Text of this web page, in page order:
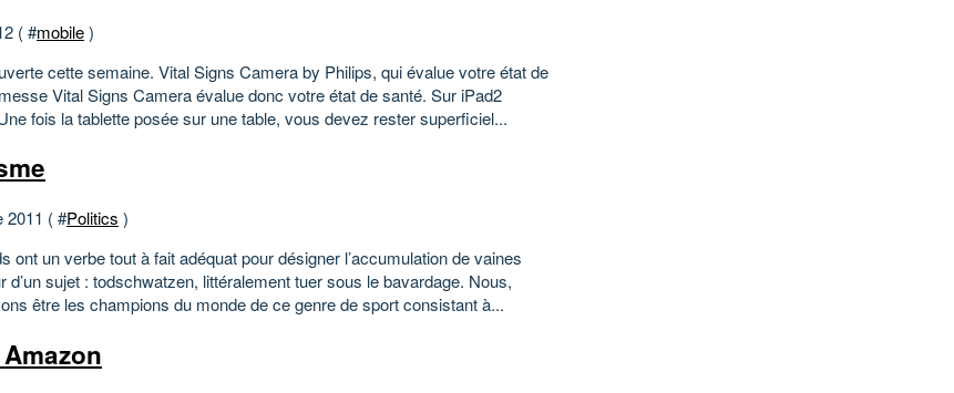
( #mobile)
cette semaine. Vital Signs Camera by Philips, qui évalue votre état de
Vital Signs Camera évalue donc votre état de santé. Sur iPad2
fois la tablette posée sur une table, vous devez rester superficiel...
2011 ( #Politics )
ont un verbe tout à fait adéquat pour désigner l’accumulation de vaines
d’un sujet : todschwatzen, littéralement tuer sous le bavardage. Nous,
être les champions du monde de ce genre de sport consistant à...